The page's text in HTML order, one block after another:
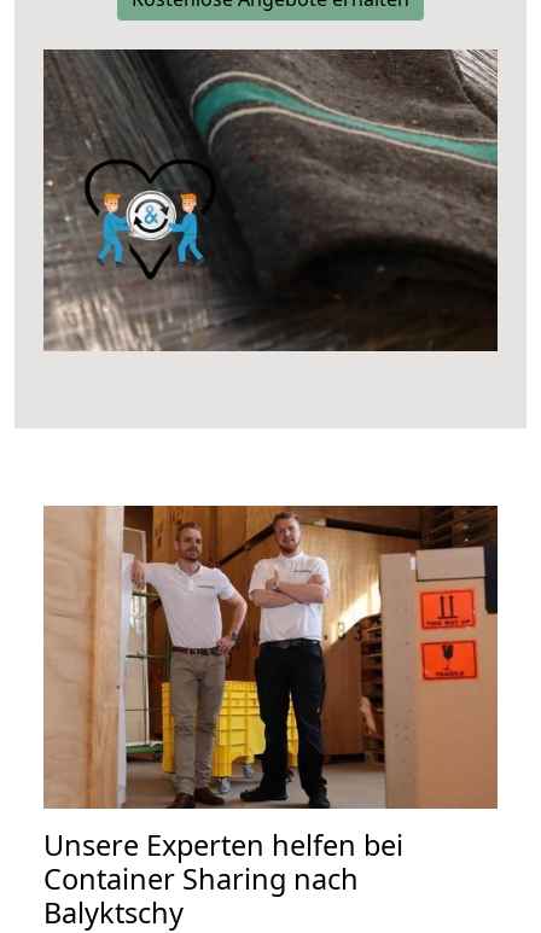
Unsere Experten helfen bei
Container Sharing nach
Balyktschy